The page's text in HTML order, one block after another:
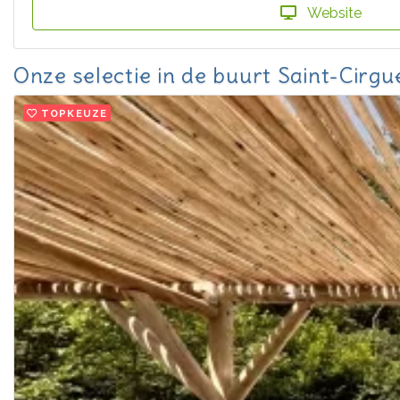
Website
Onze selectie in de buurt Saint-
TOPKEUZE